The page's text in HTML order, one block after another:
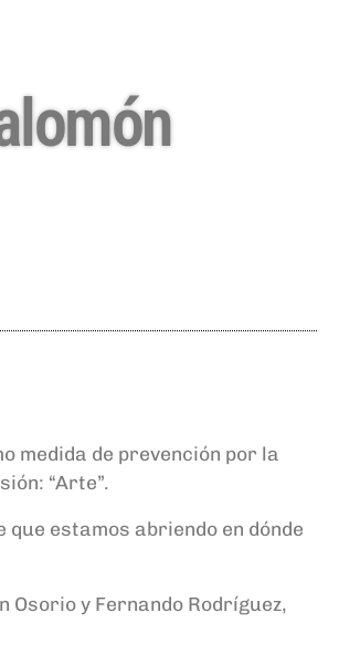
medida de prevención por la
“Arte”.
estamos abriendo en dónde
Osorio y Fernando Rodríguez,